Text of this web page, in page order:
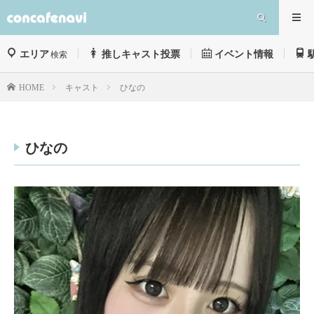
エリア検索 推しキャスト投票 イベント情報
HOME キャスト ひなの
ひなの